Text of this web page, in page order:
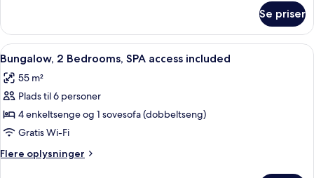
Bungalow,
SPA
access
included
Se priser
Indlæs
alle
billeder
af
Bungalow,
2
Bedrooms,
SPA
Et hotelværelse med skrivebord,
10
Bungalow, 2 Bedrooms, SPA access included
55 m²
Plads til 6 personer
4 enkeltsenge og 1 sovesofa (dobbeltseng)
Gratis Wi-Fi
Flere oplysninger
Flere